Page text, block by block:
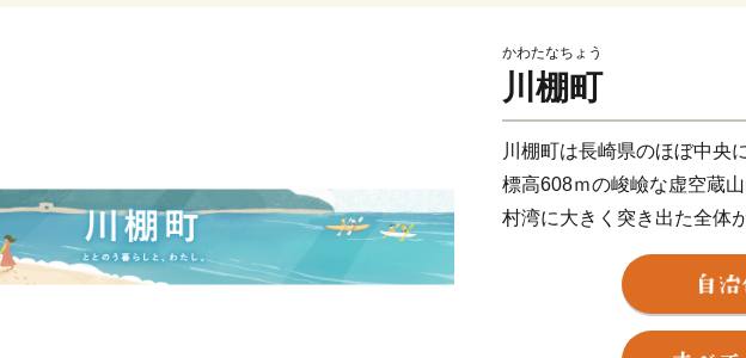
かわたなちょう
川棚町
川棚町は長崎県のほぼ中央
標高608ｍの峻嶮な虚空蔵
村湾に大きく突き出た全体
す。町の中心部には川棚川